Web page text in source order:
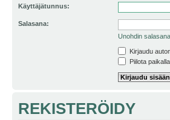
Käyttäjätunnus:
Salasana:
Unohdin
Kirjaudu
Piilota
REKISTERÖIDY